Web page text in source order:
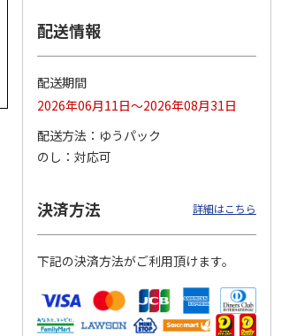
＜お中元＞チョーヤ
梅酒 ザ・チョー
ヤ ギフトエディシ
ョン
4,500円
(送料・税込)
ルガリアワイン リ
ュボフ赤白セット
配送情報
配送期間
2026年06月11日～2026年08月31日
配送方法
ゆうパック
のし
対応可
決済方法 詳細はこちら
下記の決済方法がご利用頂けます。